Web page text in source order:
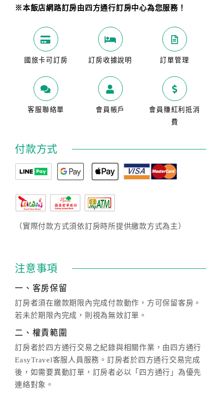
※本飯店網路訂房由四方通行訂房中心為您服務！
國旅卡可訂房 訂房收據說明 訂單管理
客服聯絡單 會員帳戶
會員賺紅利抵消
費
付款方式
（實際付款方式須依訂房時所提供繳款方式為主）
注意事項
一、客房保留
訂房者須在繳款期限內完成付款動作，方可保留客房。
若未於期限內完成，則視為無效訂單。
二、權責範圍
訂房者於四方通行交易之紀錄與相關作業，由四方通行
EasyTravel客服人員服務。訂房者於四方通行交易完成
後，如需要異動訂單，訂房者必以「四方通行」為優先
連絡對象。